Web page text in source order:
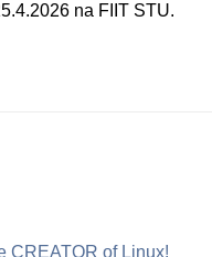
na FIIT STU.
CREATOR of Linux!